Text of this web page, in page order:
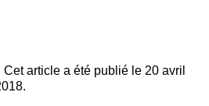
article a été publié le 20 avril